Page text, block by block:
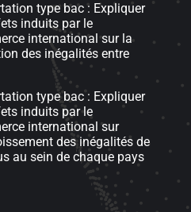
type bac : Expliquer
induits par le
international sur la
des inégalités entre
type bac : Expliquer
induits par le
international sur
des inégalités de
au sein de chaque pays